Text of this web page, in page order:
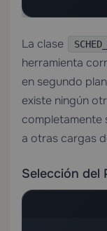
La clase
herramienta
en segundo
existe ningún
completamente
a otras cargas
Selección del